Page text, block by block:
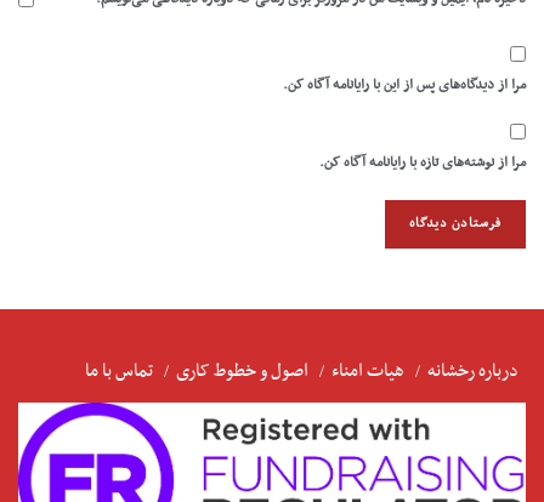
مرا از دیدگاه‌های پس از این با رایانامه آگاه کن.
مرا از نوشته‌های تازه با رایانامه آگاه کن.
درباره رخشانه هیات امناء اصول و خطوط کاری تماس با ما